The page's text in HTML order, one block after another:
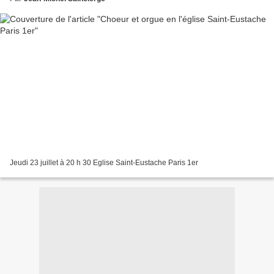
Jeudi 23 juillet à 20 h 30 Eglise Saint-Eustache Paris 1er